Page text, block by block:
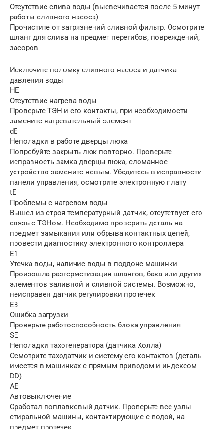
Отсутствие слива воды (высвечивается после 5 минут
работы сливного насоса)
Прочистите от загрязнений сливной фильтр. Осмотрите
шланг для слива на предмет перегибов, повреждений,
засоров
Исключите поломку сливного насоса и датчика
давления воды
HE
Отсутствие нагрева воды
Проверьте ТЭН и его контакты, при необходимости
замените нагревательный элемент
dE
Неполадки в работе дверцы люка
Попробуйте закрыть люк повторно. Проверьте
исправность замка дверцы люка, сломанное
устройство замените новым. Убедитесь в исправности
панели управления, осмотрите электронную плату
tE
Проблемы с нагревом воды
Вышел из строя температурный датчик, отсутствует его
связь с ТЭНом. Необходимо проверить деталь на
предмет замыкания или обрыва контактных цепей,
провести диагностику электронного контроллера
E1
Утечка воды, наличие воды в поддоне машинки
Произошла разгерметизация шлангов, бака или других
элементов заливной и сливной системы. Возможно,
неисправен датчик регулировки протечек
Е3
Ошибка загрузки
Проверьте работоспособность блока управления
SE
Неполадки тахогенератора (датчика Холла)
Осмотрите таходатчик и систему его контактов (деталь
имеется в машинках с прямым приводом и индексом
DD)
AE
Автовыключение
Сработал поплавковый датчик. Проверьте все узлы
стиральной машины, контактирующие с водой, на
предмет протечек